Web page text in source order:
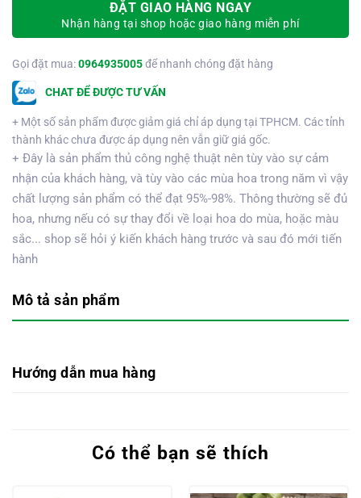
ĐẶT GIAO HÀNG NGAY
Nhận hàng tại shop hoặc giao hàng miễn phí
Gọi đặt mua:0964935005để nhanh chóng đặt hàng
CHAT ĐỂ ĐƯỢC TƯ VẤN
+ Một số sản phẩm được giảm giá chỉ áp dụng tại TPHCM. Các tỉnh
thành khác chưa được áp dụng nên vẫn giữ giá gốc.
+ Đây là sản phẩm thủ công nghệ thuật nên tùy vào sự cảm
nhận của khách hàng, và tùy vào các mùa hoa trong năm vì vậy
chất lượng sản phẩm có thể đạt 95%-98%. Thông thường sẽ đủ
hoa, nhưng nếu có sự thay đổi về loại hoa do mùa, hoặc màu
sắc... shop sẽ hỏi ý kiến khách hàng trước và sau đó mới tiến
hành
Mô tả sản phẩm
Hướng dẫn mua hàng
Có thể bạn sẽ thích